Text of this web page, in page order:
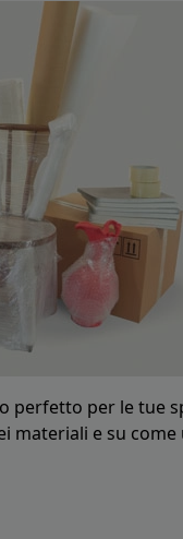
perfetto per le tue
materiali e su